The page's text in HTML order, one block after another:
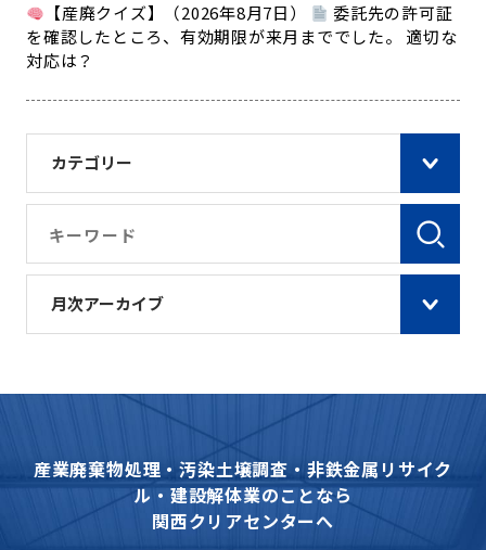
カテゴリー
月次アーカイブ
【産廃クイズ】（2026年8月7日）
委託先の許可証
を確認したところ、有効期限が来月まででした。 適切な
対応は？
産業廃棄物処理・汚染土壌調査・非鉄金属リサイク
ル・建設解体業のことなら
関西クリアセンターへ